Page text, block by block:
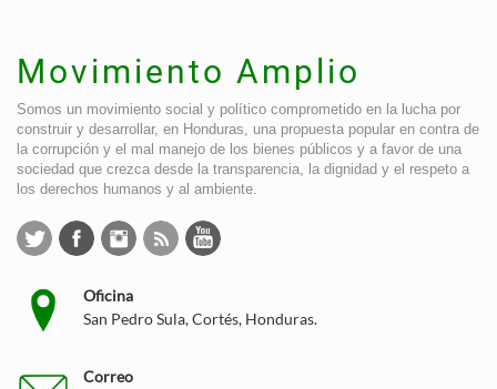
Movimiento Amplio
Somos un movimiento social y político comprometido en la lucha por
construir y desarrollar, en Honduras, una propuesta popular en contra de
la corrupción y el mal manejo de los bienes públicos y a favor de una
sociedad que crezca desde la transparencia, la dignidad y el respeto a
los derechos humanos y al ambiente.
Oficina
San Pedro Sula, Cortés, Honduras.
Correo